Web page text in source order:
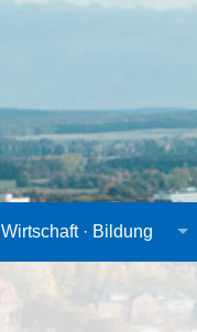
Wirtschaft · Bildung